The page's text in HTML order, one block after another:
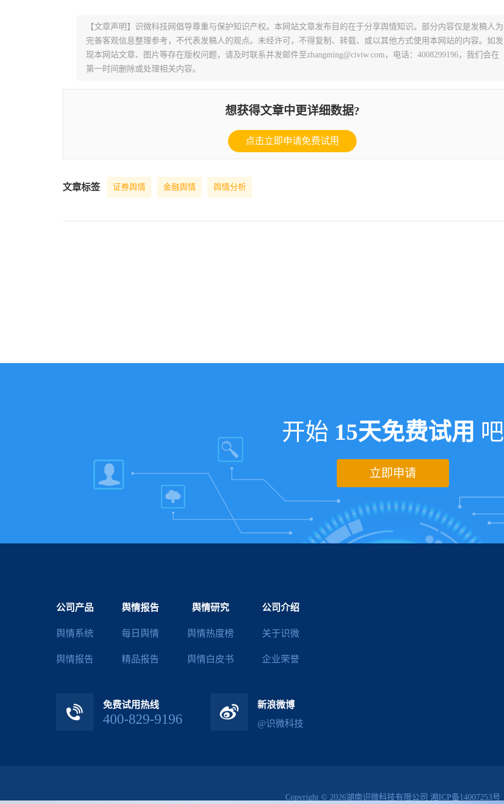
【文章声明】识微科技网倡导尊重与保护知识产权。本网站文章发布目的在于分享舆情知识。部分内容仅是发稿人为
完善客观信息整理参考，不代表发稿人的观点。未经许可，不得复制、转载、或以其他方式使用本网站的内容。如发
现本网站文章、图片等存在版权问题，请及时联系并发邮件至zhangming@civiw.com，电话：4008299196，我们会在
第一时间删除或处理相关内容。
想获得文章中更详细数据?
点击立即申请免费试用
文章标签 证券舆情 金融舆情 舆情分析
开始 15天免费试用 吧
立即申请
公司产品
舆情系统
舆情报告
舆情报告
每日舆情
精品报告
舆情研究
舆情热度榜
舆情白皮书
公司介绍
关于识微
企业荣誉
免费试用热线
400-829-9196
新浪微博
@识微科技
Copyright © 2026湖南识微科技有限公司 湘ICP备14007253号